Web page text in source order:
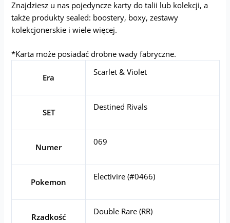
Znajdziesz u nas pojedyncze karty do talii lub kolekcji, a
także produkty sealed: boostery, boxy, zestawy
kolekcjonerskie i wiele więcej.
*Karta może posiadać drobne wady fabryczne.
Era
Scarlet & Violet
SET
Destined Rivals
Numer
069
Pokemon
Electivire (#0466)
Rzadkość
Double Rare (RR)